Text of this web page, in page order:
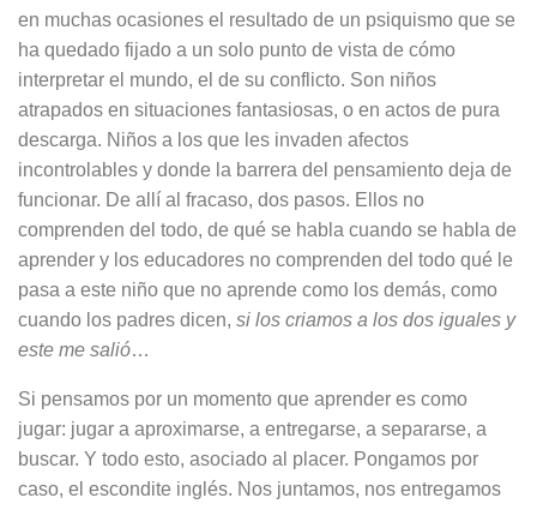
en muchas ocasiones el resultado de un psiquismo que se
ha quedado fijado a un solo punto de vista de cómo
interpretar el mundo, el de su conflicto. Son niños
atrapados en situaciones fantasiosas, o en actos de pura
descarga. Niños a los que les invaden afectos
incontrolables y donde la barrera del pensamiento deja de
funcionar. De allí al fracaso, dos pasos. Ellos no
comprenden del todo, de qué se habla cuando se habla de
aprender y los educadores no comprenden del todo qué le
pasa a este niño que no aprende como los demás, como
cuando los padres dicen, si los criamos a los dos iguales y
este me salió…
Si pensamos por un momento que aprender es como
jugar: jugar a aproximarse, a entregarse, a separarse, a
buscar. Y todo esto, asociado al placer. Pongamos por
caso, el escondite inglés. Nos juntamos, nos entregamos